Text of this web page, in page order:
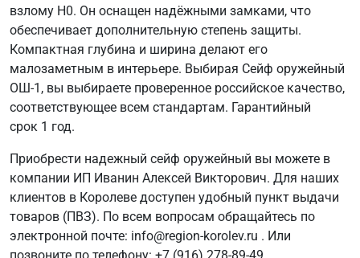
взлому Н0. Он оснащен надёжными замками, что
обеспечивает дополнительную степень защиты.
Компактная глубина и ширина делают его
малозаметным в интерьере. Выбирая Сейф оружейный
ОШ-1, вы выбираете проверенное российское качество,
соответствующее всем стандартам. Гарантийный
срок 1 год.
Приобрести надежный сейф оружейный вы можете в
компании ИП Иванин Алексей Викторович. Для наших
клиентов в Королеве доступен удобный пункт выдачи
товаров (ПВЗ). По всем вопросам обращайтесь по
электронной почте: info@region-korolev.ru . Или
позвоните по телефону: +7 (916) 278-89-49.